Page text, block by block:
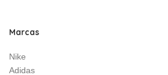
Marcas
Nike
Adidas